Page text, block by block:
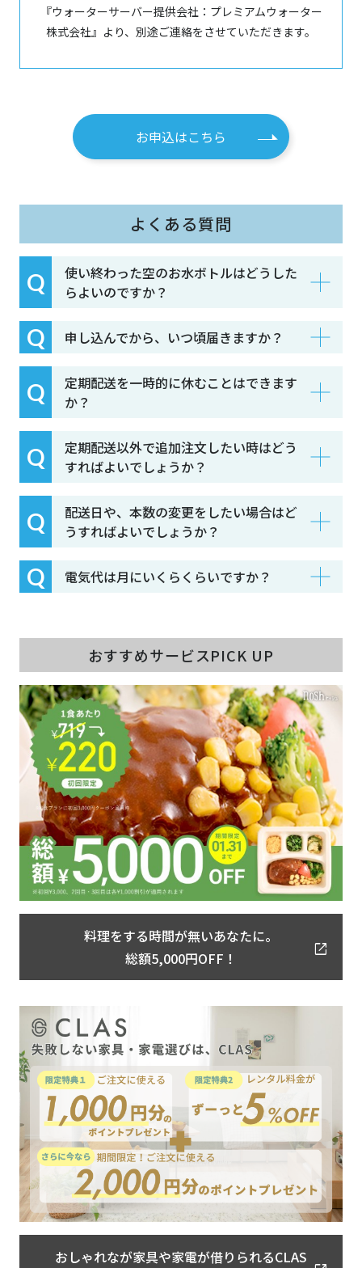
『ウォーターサーバー提供会社：プレミアムウォーター
株式会社』より、別途ご連絡をさせていただきます。
お申込はこちら
よくある質問
使い終わった空のお水ボトルはどうした
らよいのですか？
申し込んでから、いつ頃届きますか？
定期配送を一時的に休むことはできます
か？
定期配送以外で追加注文したい時はどう
すればよいでしょうか？
配送日や、本数の変更をしたい場合はど
うすればよいでしょうか？
電気代は月にいくらくらいですか？
おすすめサービスPICK UP
料理をする時間が無いあなたに。
総額5,000円OFF！
おしゃれなが家具や家電が借りられるCLAS